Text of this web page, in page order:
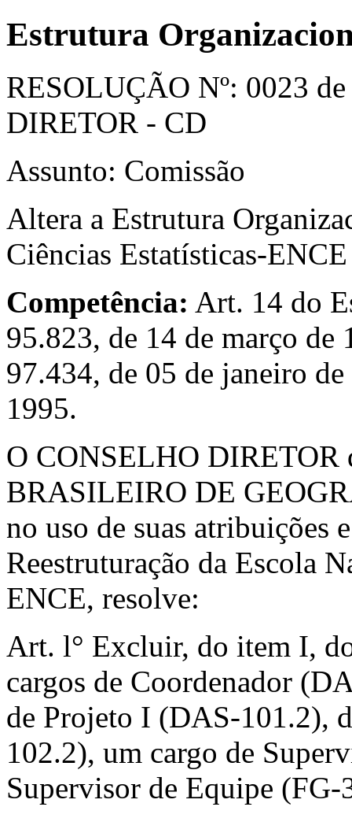
Estrutura
RESOLUÇÃO Nº: 0023
DIRETOR - CD
Assunto: Comissão
Altera a Estrutura
Ciências Estatísticas-ENCE
Competência: Art. 14 do
95.823, de 14 de março de
97.434, de 05 de janeiro
1995.
O CONSELHO
BRASILEIRO DE
no uso de suas atribuições
Reestruturação da Escola
ENCE, resolve:
Art. l° Excluir, do item I,
cargos de Coordenador
de Projeto I (DAS-101.2),
102.2), um cargo de
Supervisor de Equipe (FG-